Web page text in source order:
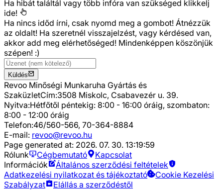
Ha hibát találtál vagy több infóra van szükséged klikkelj
ide!
Ha nincs időd írni, csak nyomd meg a gombot! Átnézzük
az oldalt! Ha szeretnél visszajelzést, vagy kérdésed van,
akkor add meg elérhetőséged! Mindenképpen köszönjük
szépen! :)
Küldés
Revoo Minőségi Munkaruha Gyártás és
SzaküzletCím:3508 Miskolc, Csabavezér u. 39.
Nyitva:Hétfőtől péntekig: 8:00 - 16:00 óráig, szombaton:
8:00 - 12:00 óráig
Telefon:46/560-566, 70-364-8884
E-mail: revoo@revoo.hu
Page generated at: 2026. 07. 30. 13:19:59
Rólunk
Cégbemutató
Kapcsolat
Információk
Általános szerződési feltételek
Adatkezelési nyilatkozat és tájékoztató
Cookie Kezelési
Szabályzat
Elállás a szerződéstől